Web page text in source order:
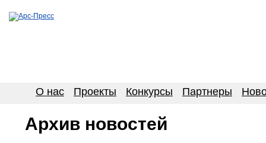
О нас Проекты Конкурсы Партнеры
Архив новостей